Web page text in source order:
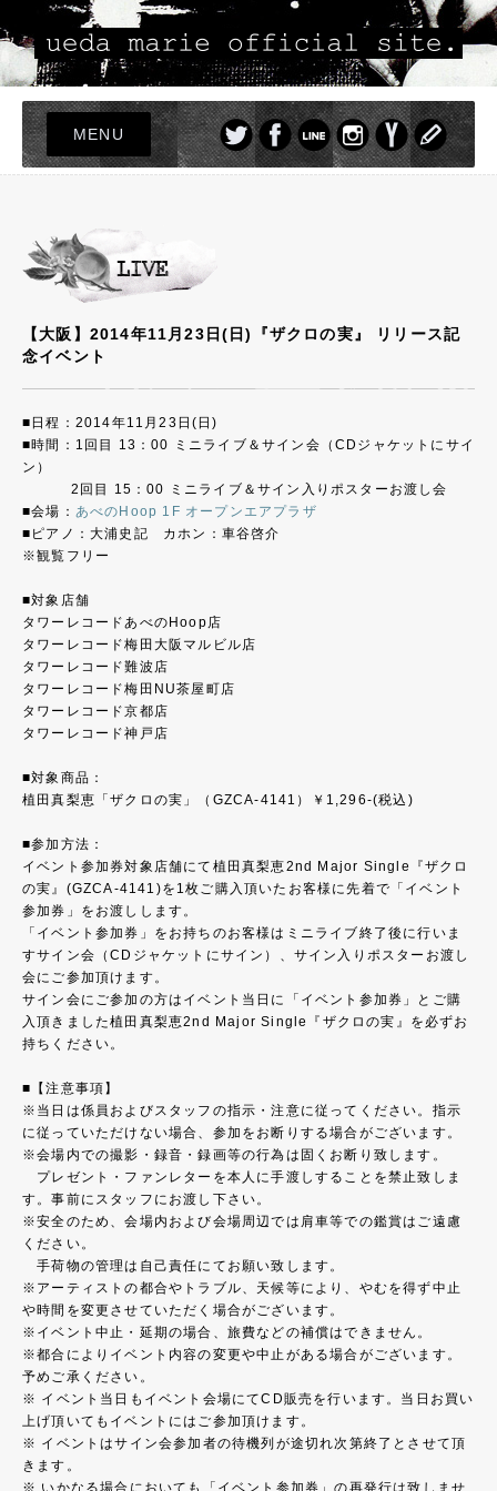
MENU
LIVE
NEWS
PROFILE
DISCOGRAPHY
PHOTO
【大阪】2014年11月23日(日)『ザクロの実』 リリース記
念イベント
■日程：2014年11月23日(日)
■時間：1回目 13：00 ミニライブ＆サイン会（CDジャケットにサイ
ン）
2回目 15：00 ミニライブ＆サイン入りポスターお渡し会
■会場： あべのHoop 1F オープンエアプラザ
■ピアノ：大浦史記 カホン：車谷啓介
※観覧フリー
■対象店舗
タワーレコードあべのHoop店
タワーレコード梅田大阪マルビル店
タワーレコード難波店
タワーレコード梅田NU茶屋町店
タワーレコード京都店
タワーレコード神戸店
■対象商品：
植田真梨恵「ザクロの実」（GZCA-4141）￥1,296-(税込)
■参加方法：
イベント参加券対象店舗にて植田真梨恵2nd Major Single『ザクロ
の実』(GZCA-4141)を1枚ご購入頂いたお客様に先着で「イベント
参加券」をお渡しします。
「イベント参加券」をお持ちのお客様はミニライブ終了後に行いま
すサイン会（CDジャケットにサイン）、サイン入りポスターお渡し
会にご参加頂けます。
サイン会にご参加の方はイベント当日に「イベント参加券」とご購
入頂きました植田真梨恵2nd Major Single『ザクロの実』を必ずお
持ちください。
■【注意事項】
※当日は係員およびスタッフの指示・注意に従ってください。指示
に従っていただけない場合、参加をお断りする場合がございます。
※会場内での撮影・録音・録画等の行為は固くお断り致します。
プレゼント・ファンレターを本人に手渡しすることを禁止致しま
す。事前にスタッフにお渡し下さい。
※安全のため、会場内および会場周辺では肩車等での鑑賞はご遠慮
ください。
手荷物の管理は自己責任にてお願い致します。
※アーティストの都合やトラブル、天候等により、やむを得ず中止
や時間を変更させていただく場合がございます。
※イベント中止・延期の場合、旅費などの補償はできません。
※都合によりイベント内容の変更や中止がある場合がございます。
予めご承ください。
※ イベント当日もイベント会場にてCD販売を行います。当日お買い
上げ頂いてもイベントにはご参加頂けます。
※ イベントはサイン会参加者の待機列が途切れ次第終了とさせて頂
きます。
※ いかなる場合においても「イベント参加券」の再発行は致しませ